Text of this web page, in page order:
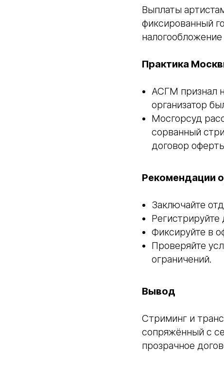
Выплаты
фиксированный
Практика
АСГМ признал
организатор
Мосгорсуд
сорванный
договор
Рекомендации
Заключайте
Фиксируйте в
Проверяйте
ограничений.
Вывод
Стриминг и
сопряжённый с
прозрачное